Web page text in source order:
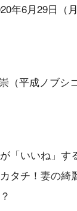
年6月29日（
（平成ノブシ
「いいね」す
タチ！妻の綺